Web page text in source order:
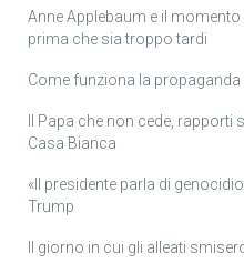
Anne Applebaum e il
prima che sia troppo tardi
Come funziona la propaganda
Il Papa che non cede,
Casa Bianca
«Il presidente parla di
Trump
Il giorno in cui gli alleati